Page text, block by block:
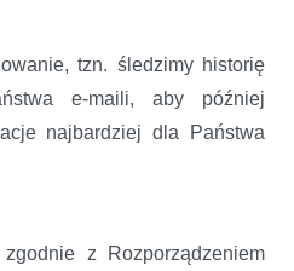
tzn. śledzimy historię
e-maili, aby później
najbardziej dla Państwa
z Rozporządzeniem